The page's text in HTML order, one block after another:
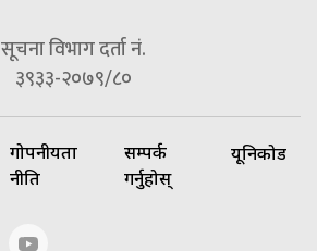
सूचना विभाग दर्ता नं.
३९३३-२०७९/८०
गोपनीयता
नीति
सम्पर्क
गर्नुहोस्
यूनिकोड